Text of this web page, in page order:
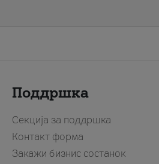
Поддршка
Секција за поддршка
Контакт форма
Закажи бизнис состанок